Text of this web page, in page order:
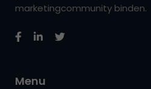
marketingcommunity binden.
Menu